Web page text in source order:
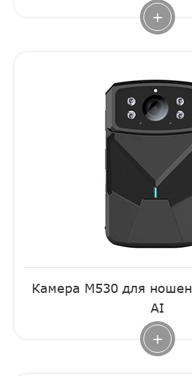
+
Камера M530 для
AI
+